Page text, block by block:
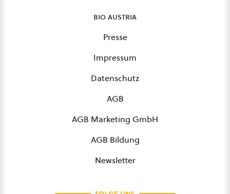
bio austria
Presse
Impressum
Datenschutz
AGB
AGB Marketing GmbH
AGB Bildung
Newsletter